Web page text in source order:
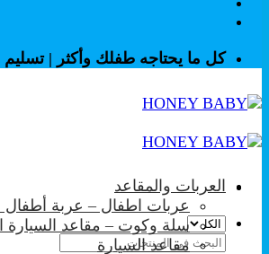
كل ما يحتاجه طفلك وأكثر | تسليم
البحث
العربات والمقاعد
عربات اطفال – عربة أطفال
سلة وكوت – مقاعد السيارة
مقاعد السيارة